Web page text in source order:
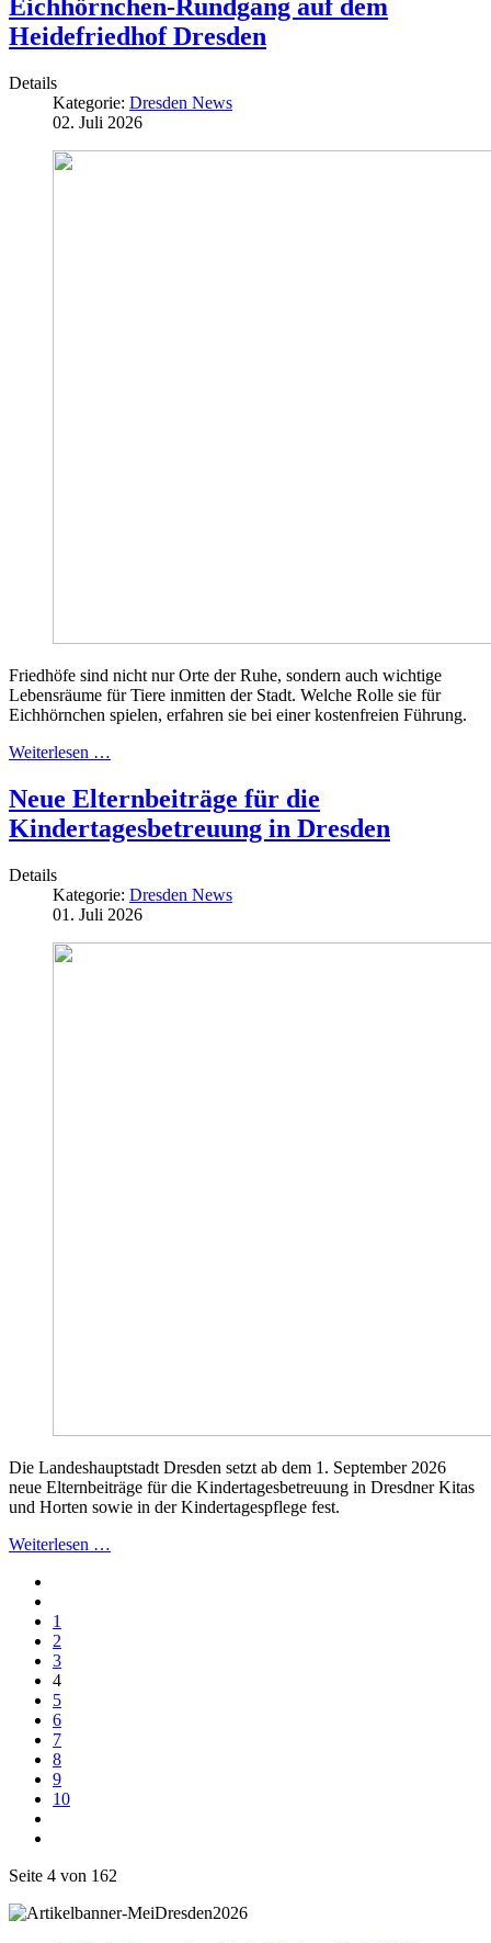
Eichhörnchen-Rundgang auf dem
Heidefriedhof Dresden
Details
Kategorie: Dresden News
02. Juli 2026
Friedhöfe sind nicht nur Orte der Ruhe, sondern auch wichtige
Lebensräume für Tiere inmitten der Stadt. Welche Rolle sie für
Eichhörnchen spielen, erfahren sie bei einer kostenfreien Führung.
Weiterlesen …
Neue Elternbeiträge für die
Kindertagesbetreuung in Dresden
Details
Kategorie: Dresden News
01. Juli 2026
Die Landeshauptstadt Dresden setzt ab dem 1. September 2026
neue Elternbeiträge für die Kindertagesbetreuung in Dresdner Kitas
und Horten sowie in der Kindertagespflege fest.
Weiterlesen …
1
2
3
4
5
6
7
8
9
10
Seite 4 von 162